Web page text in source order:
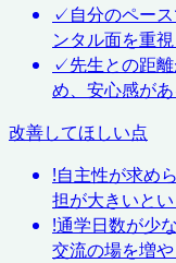
✓自分のペー
ンタル面を重
✓先生との距
め、安心感があ
改善してほしい点
!自主性が求め
担が大きいとい
!通学日数が少
交流の場を増